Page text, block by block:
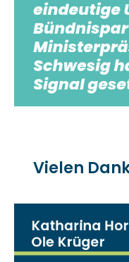
Vielen